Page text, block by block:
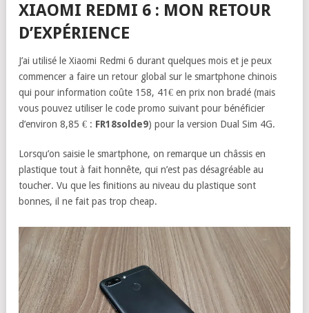
XIAOMI REDMI 6 : MON RETOUR
D’EXPÉRIENCE
J’ai utilisé le Xiaomi Redmi 6 durant quelques mois et je peux
commencer a faire un retour global sur le smartphone chinois
qui pour information coûte 158, 41€ en prix non bradé (mais
vous pouvez utiliser le code promo suivant pour bénéficier
d’environ 8,85 € : FR18solde9) pour la version Dual Sim 4G.
Lorsqu’on saisie le smartphone, on remarque un châssis en
plastique tout à fait honnête, qui n’est pas désagréable au
toucher. Vu que les finitions au niveau du plastique sont
bonnes, il ne fait pas trop cheap.